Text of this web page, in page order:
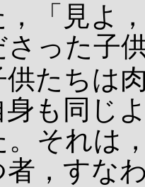
「見よ
さった子
供たちは
も同じ
。それは
者，すな